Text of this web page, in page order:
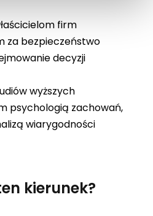
firm
za bezpieczeństwo
decyzji
wyższych
psychologią zachowań,
wiarygodności
kierunek?